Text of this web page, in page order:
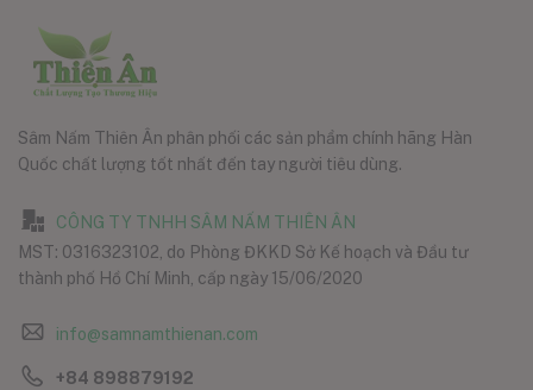
Sâm Nấm Thiên Ân phân phối các sản phẩm chính hãng Hàn
Quốc chất lượng tốt nhất đến tay người tiêu dùng.
CÔNG TY TNHH SÂM NẤM THIÊN ÂN
MST: 0316323102, do Phòng ĐKKD Sở Kế hoạch và Đầu tư
thành phố Hồ Chí Minh, cấp ngày 15/06/2020
info@samnamthienan.com
+84 898879192